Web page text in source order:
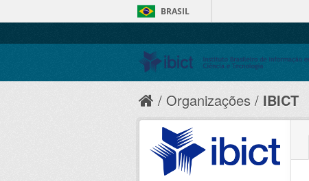
BRASIL
Organizações IBICT